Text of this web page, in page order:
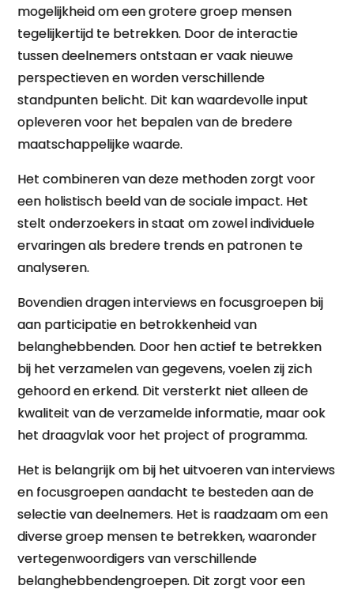
mogelijkheid om een grotere groep mensen
tegelijkertijd te betrekken. Door de interactie
tussen deelnemers ontstaan er vaak nieuwe
perspectieven en worden verschillende
standpunten belicht. Dit kan waardevolle input
opleveren voor het bepalen van de bredere
maatschappelijke waarde.
Het combineren van deze methoden zorgt voor
een holistisch beeld van de sociale impact. Het
stelt onderzoekers in staat om zowel individuele
ervaringen als bredere trends en patronen te
analyseren.
Bovendien dragen interviews en focusgroepen bij
aan participatie en betrokkenheid van
belanghebbenden. Door hen actief te betrekken
bij het verzamelen van gegevens, voelen zij zich
gehoord en erkend. Dit versterkt niet alleen de
kwaliteit van de verzamelde informatie, maar ook
het draagvlak voor het project of programma.
Het is belangrijk om bij het uitvoeren van interviews
en focusgroepen aandacht te besteden aan de
selectie van deelnemers. Het is raadzaam om een
diverse groep mensen te betrekken, waaronder
vertegenwoordigers van verschillende
belanghebbendengroepen. Dit zorgt voor een